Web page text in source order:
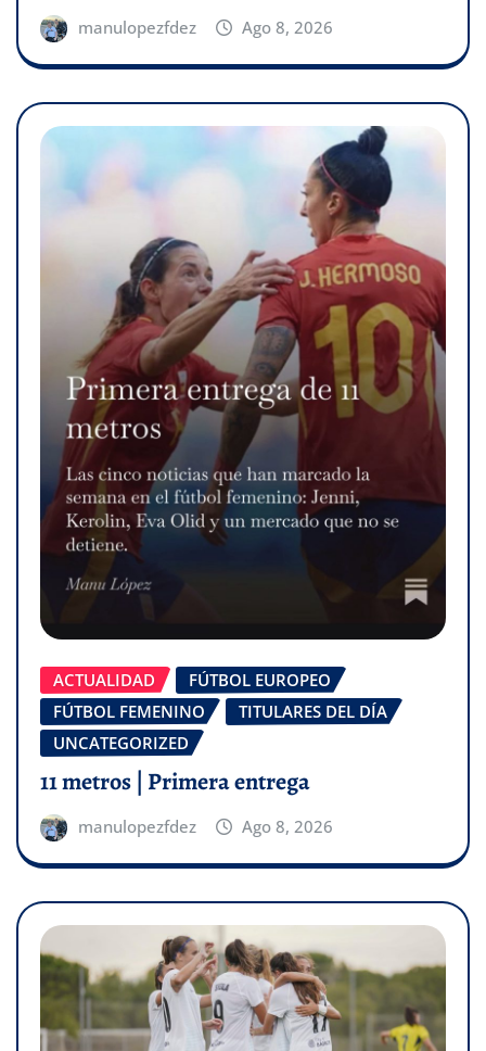
manulopezfdez Ago 8, 2026
ACTUALIDAD
FÚTBOL EUROPEO
FÚTBOL FEMENINO
TITULARES DEL DÍA
UNCATEGORIZED
11 metros | Primera entrega
manulopezfdez Ago 8, 2026